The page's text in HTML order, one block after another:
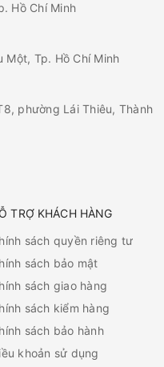
Hồ Chí Minh
Một, Tp. Hồ Chí Minh
phường Lái Thiêu, Thành
TRỢ KHÁCH HÀNG
sách quyền riêng tư
sách bảo mật
sách giao hàng
sách kiểm hàng
sách bảo hành
khoản sử dụng